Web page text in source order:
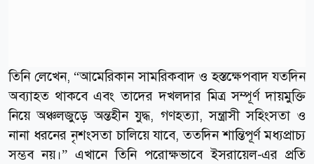
তিনি লেখেন, “আমেরিকান সামরিকবাদ ও হস্তক্ষেপবাদ যতদিন
অব্যাহত থাকবে এবং তাদের দখলদার মিত্র সম্পূর্ণ দায়মুক্তি
নিয়ে অঞ্চলজুড়ে অন্তহীন যুদ্ধ, গণহত্যা, সন্ত্রাসী সহিংসতা ও
নানা ধরনের নৃশংসতা চালিয়ে যাবে, ততদিন শান্তিপূর্ণ মধ্যপ্রাচ্য
সম্ভব নয়।” এখানে তিনি পরোক্ষভাবে ইসরায়েল-এর প্রতি